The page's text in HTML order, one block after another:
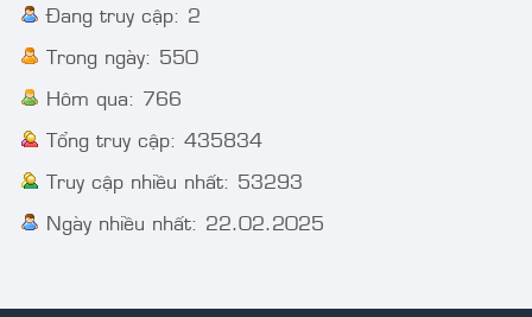
Đang truy cập: 2
Trong ngày: 550
Hôm qua: 766
Tổng truy cập: 435834
Truy cập nhiều nhất: 53293
Ngày nhiều nhất: 22.02.2025